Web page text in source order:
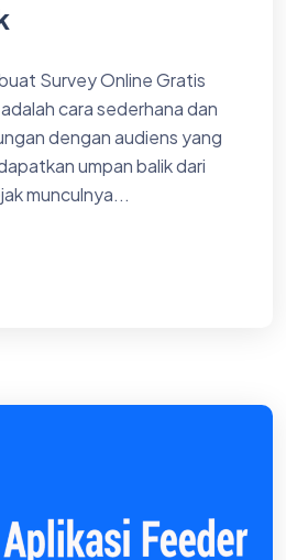
Survey Online Gratis
cara sederhana dan
dengan audiens yang
umpan balik dari
munculnya...